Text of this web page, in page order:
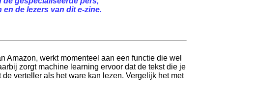
de lezers van dit e-zine.
Amazon, werkt momenteel aan een functie die wel
zorgt machine learning ervoor dat de tekst die je
verteller als het ware kan lezen. Vergelijk het met